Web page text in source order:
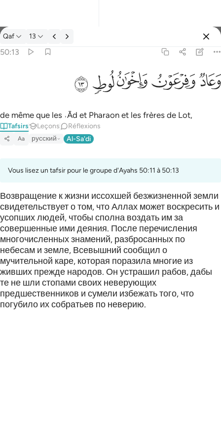
Tafsir: Qaf 50:13
Qaf 13
50:13
وَعَادٌۭ وَفِرْعَوْنُ وَإِخْوَٰنُ لُوطٍۢ ١٣
ﲳﲴﲵﲶﲷ
de même que les ˒Ād et Pharaon et les frères de Lot,
Tafsirs Leçons Réflexions
Aa русский Al-Sa'di
Vous lisez un tafsir pour le groupe d'Ayahs 50:11 à 50:13
Возвращение к жизни иссохшей безжизненной земли
свидетельствует о том, что Аллах может воскресить и
усопших людей, чтобы сполна воздать им за
совершенные ими деяния. После перечисления
многочисленных знамений, разбросанных по
небесам и земле, Всевышний сообщил о
мучительной каре, которая поразила многие из
живших прежде народов. Он устрашил рабов, дабы
те не шли стопами своих неверующих
предшественников и сумели избежать того, что
погубило их собратьев по неверию.